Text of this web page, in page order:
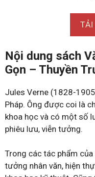
TẢI
Nội dung sách
Gọn – Thuyền
Jules Verne (1828-
Pháp. Ông được coi là
khoa học và có một số
phiêu lưu, viễn tưởng.
Trong các tác phẩm
tưởng nhân văn, hiện